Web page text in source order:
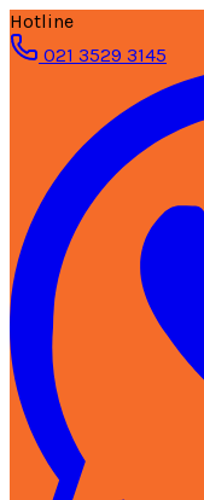
Hotline
021 3529 3145